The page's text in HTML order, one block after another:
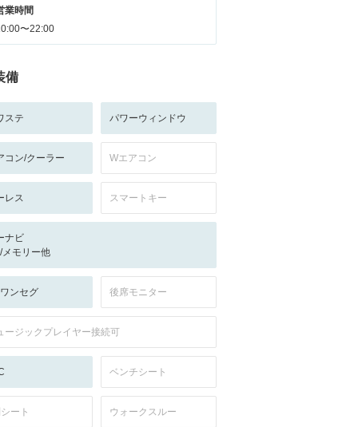
業時間
〜22:00
備
ステ パワーウィンドウ
コン/クーラー Wエアコン
レス スマートキー
ナビ
メモリー他
ンセグ 後席モニター
ージックプレイヤー接続可
ベンチシート
ート ウォークスルー